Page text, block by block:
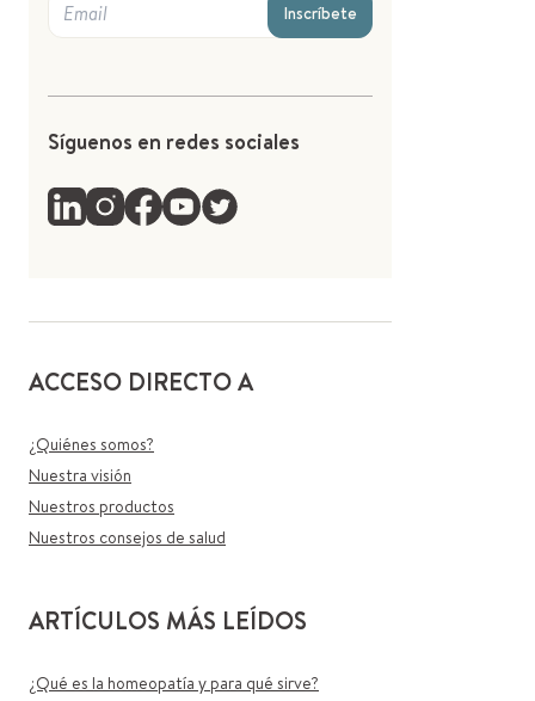
Inscríbete
Síguenos en redes sociales
ACCESO DIRECTO A
¿Quiénes somos?
Nuestra visión
Nuestros productos
Nuestros consejos de salud
ARTÍCULOS MÁS LEÍDOS
¿Qué es la homeopatía y para qué sirve?